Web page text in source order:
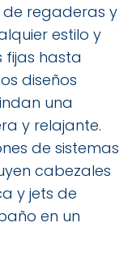
regaderas y
estilo y
fijas hasta
diseños
una
y relajante.
de sistemas
cabezales
y jets de
en un